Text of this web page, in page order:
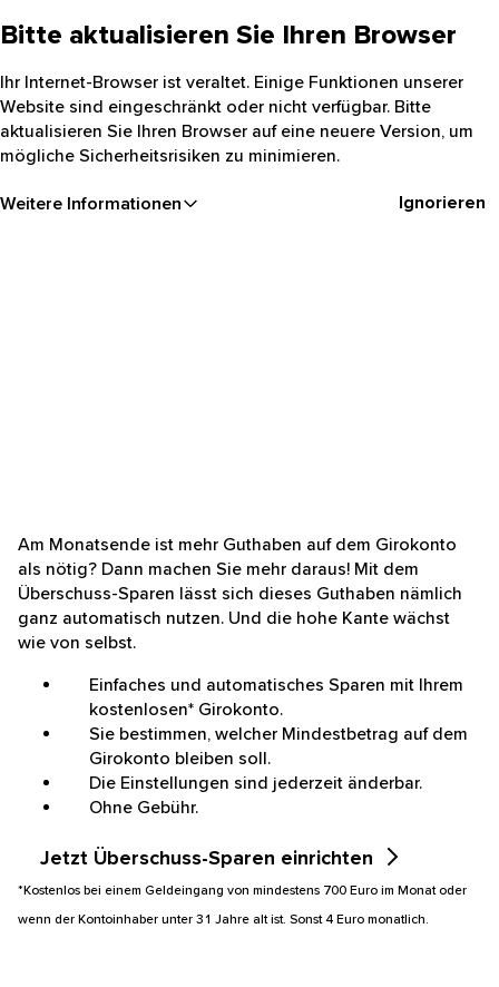
Bitte aktualisieren Sie Ihren Browser
Ihr Internet-Browser ist veraltet. Einige Funktionen unserer
Website sind eingeschränkt oder nicht verfügbar. Bitte
aktualisieren Sie Ihren Browser auf eine neuere Version, um
mögliche Sicherheitsrisiken zu minimieren.
Weitere Informationen Ignorieren
Am Monatsende ist mehr Guthaben auf dem Girokonto
als nötig? Dann machen Sie mehr daraus! Mit dem
Überschuss-Sparen lässt sich dieses Guthaben nämlich
ganz automatisch nutzen. Und die hohe Kante wächst
wie von selbst.
Einfaches und automatisches Sparen mit Ihrem
kostenlosen* Girokonto.
Sie bestimmen, welcher Mindestbetrag auf dem
Girokonto bleiben soll.
Die Einstellungen sind jederzeit änderbar.
Ohne Gebühr.
Jetzt Überschuss-Sparen einrichten
*Kostenlos bei einem Geldeingang von mindestens 700 Euro im Monat oder
wenn der Kontoinhaber unter 31 Jahre alt ist. Sonst 4 Euro monatlich.